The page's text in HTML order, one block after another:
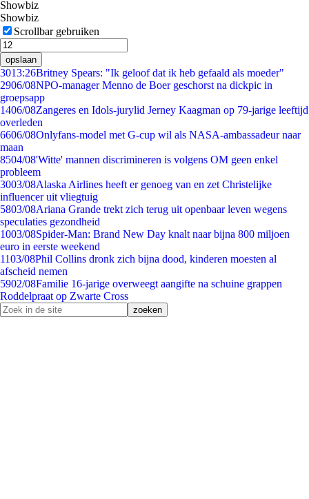
Showbiz
Showbiz
Scrollbar gebruiken
opslaan
3013:26Britney Spears: "Ik geloof dat ik heb gefaald als moeder"
2906/08NPO-manager Menno de Boer geschorst na dickpic in
groepsapp
1406/08Zangeres en Idols-jurylid Jerney Kaagman op 79-jarige leeftijd
overleden
6606/08Onlyfans-model met G-cup wil als NASA-ambassadeur naar
maan
8504/08'Witte' mannen discrimineren is volgens OM geen enkel
probleem
3003/08Alaska Airlines heeft er genoeg van en zet Christelijke
influencer uit vliegtuig
5803/08Ariana Grande trekt zich terug uit openbaar leven wegens
speculaties gezondheid
1003/08Spider-Man: Brand New Day knalt naar bijna 800 miljoen
euro in eerste weekend
1103/08Phil Collins dronk zich bijna dood, kinderen moesten al
afscheid nemen
5902/08Familie 16-jarige overweegt aangifte na schuine grappen
Roddelpraat op Zwarte Cross